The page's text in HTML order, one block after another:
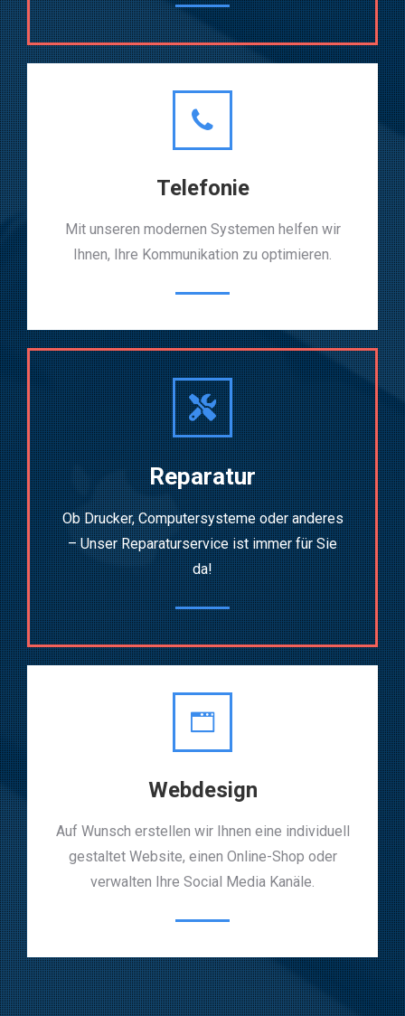
Telefonie
Mit unseren modernen Systemen helfen wir
Ihnen, Ihre Kommunikation zu optimieren.
Reparatur
Ob Drucker, Computersysteme oder anderes
– Unser Reparaturservice ist immer für Sie
da!
Webdesign
Auf Wunsch erstellen wir Ihnen eine individuell
gestaltet Website, einen Online-Shop oder
verwalten Ihre Social Media Kanäle.